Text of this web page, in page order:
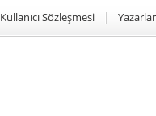
Kullanıcı Sözleşmesi Yazarlar